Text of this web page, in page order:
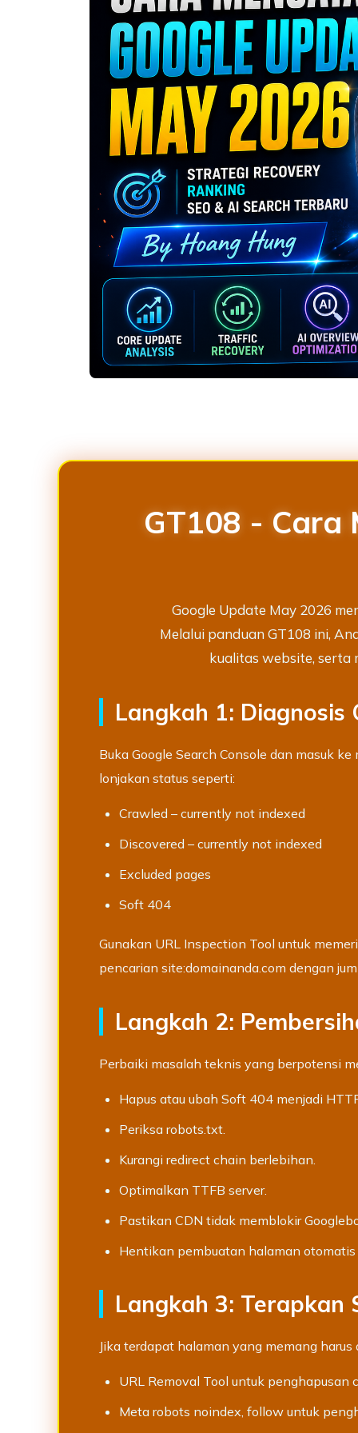
Loading...
GT108 - Cara
Google Update May 2026
Melalui panduan GT108 ini,
kualitas website, serta
Langkah 1: Diagnosis
Buka Google Search Console dan masuk
lonjakan status seperti:
Crawled – currently not indexed
Discovered – currently not indexed
Excluded pages
Soft 404
Gunakan URL Inspection Tool untuk
pencarian site:domainanda.com dengan
Langkah 2:
Perbaiki masalah teknis yang berpotensi
Hapus atau ubah Soft 404 menjadi
Periksa robots.txt.
Kurangi redirect chain berlebihan.
Optimalkan TTFB server.
Pastikan CDN tidak memblokir
Hentikan pembuatan halaman
Langkah 3: Terapkan
Jika terdapat halaman yang memang
URL Removal Tool untuk penghapusan
Meta robots noindex, follow untuk